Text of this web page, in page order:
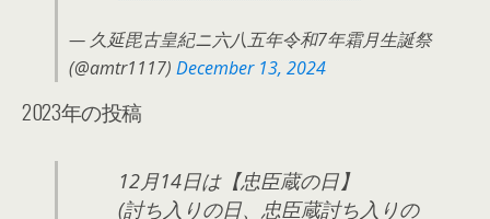
— 久延毘古皇紀ニ六八五年令和7年霜月生誕祭
(@amtr1117) December 13, 2024
2023年の投稿
12月14日は【忠臣蔵の日】
(討ち入りの日、忠臣蔵討ち入りの